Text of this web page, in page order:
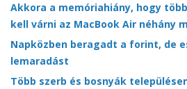
Akkora a memóriahiány, hogy
kell várni az MacBook Air néhány
Napközben beragadt a forint, de
lemaradást
Több szerb és bosnyák